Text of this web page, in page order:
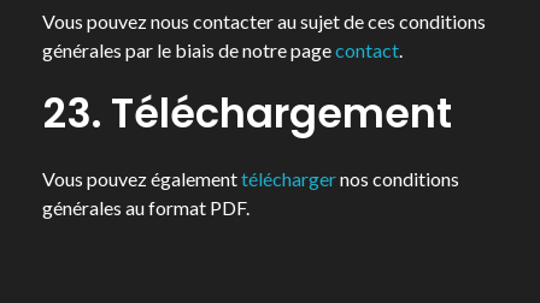
Vous pouvez nous contacter au sujet de ces conditions
générales par le biais de notre pagecontact.
23. Téléchargement
Vous pouvez égalementtéléchargernos conditions
générales au format PDF.